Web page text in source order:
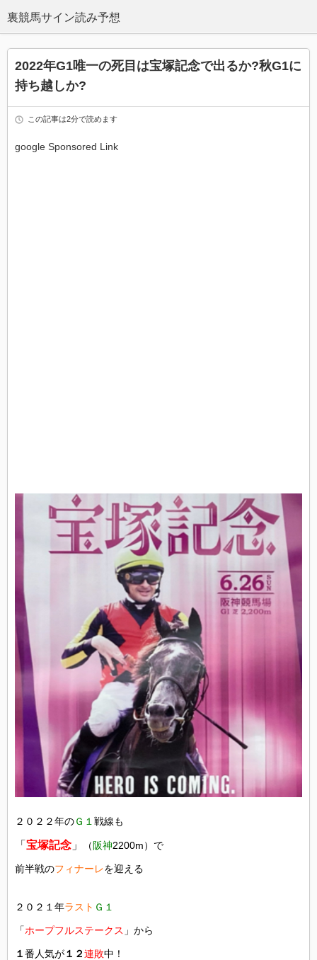
2022年G1唯一の死目は宝塚記念で出るか?秋G1に
持ち越しか?
この記事は2分で読めます
google Sponsored Link
２０２２年のＧ１ 戦線も
「 宝塚記念 」 （ 阪神2200m）で
前半戦のフィナーレを迎える
２０２１年ラスト Ｇ１
「ホープフルステークス 」から
１番人気が１２連敗中！